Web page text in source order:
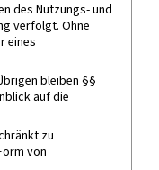
des Nutzungs- und
verfolgt. Ohne
eines
bleiben §§
auf die
zu
von